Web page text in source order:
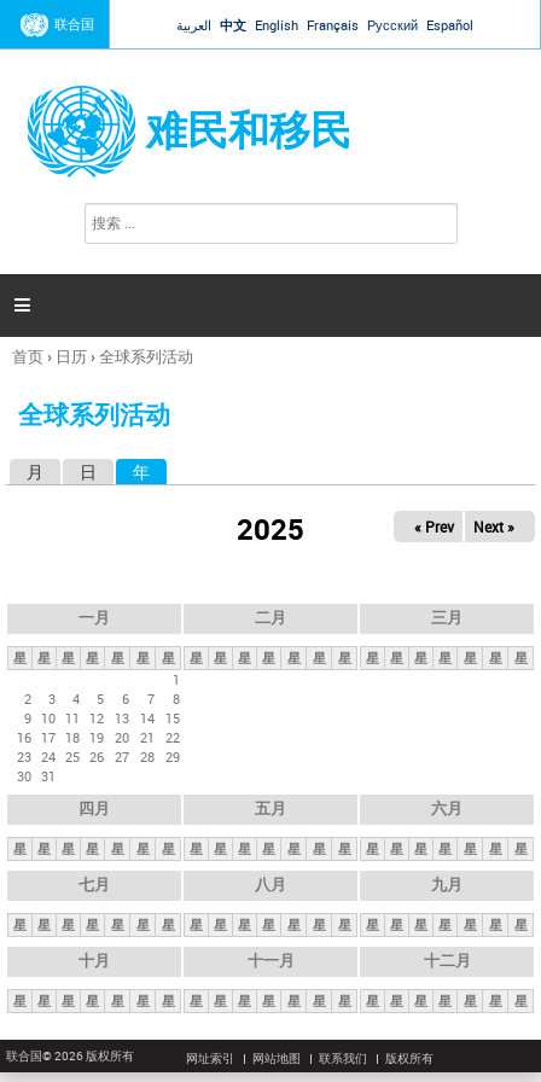
Jump to navigation
联合国 العربية 中文 English Français Русский Español
难民和移民
搜
索

你
这
首页› 日历›全球系列活动
全球系列活动
月 日 年
2025 « Prev Next »
一月
星 星 星 星 星 星
星
1
2
3 4 5 6 7
8
9 10 11 12 13 14
15
16 17 18 19 20 21
22
23 24 25 26 27 28 29
30 31
二月
星 星 星 星 星 星 星
三月
星 星 星 星 星 星 星
四月
星 星 星 星 星 星 星
五月
星 星 星 星 星 星 星
六月
星 星 星 星 星 星 星
七月
星 星 星 星 星 星 星
八月
星 星 星 星 星 星 星
九月
星 星 星 星 星 星 星
十月
星 星 星 星 星 星 星
十一月
星 星 星 星 星 星 星
十二月
星 星 星 星 星 星 星
联合国© 2026 版权所有 网址索引 网站地图 联系我们 版权所有